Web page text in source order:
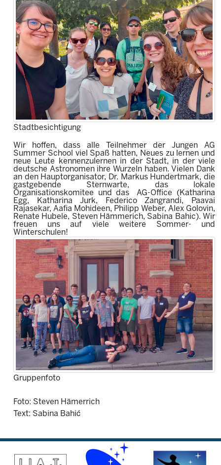
Stadtbesichtigung
Wir hoffen, dass alle Teilnehmer der Jungen AG
Summer School viel Spaß hatten, Neues zu lernen und
neue Leute kennenzulernen in der Stadt, in der viele
deutsche Astronomen ihre Wurzeln haben. Vielen Dank
an den Hauptorganisator, Dr. Markus Hundertmark, die
gastgebende Sternwarte, das lokale
Organisationskomitee und das AG-Office (Katharina
Egg, Katharina Jurk, Federico Zangrandi, Paavai
Rajasekar, Aafia Mohideen, Philipp Weber, Alex Golovin,
Renate Hubele, Steven Hämmerich, Sabina Bahic). Wir
freuen uns auf viele weitere Sommer- und
Winterschulen!
Gruppenfoto
Foto: Steven Hämerrich
Text: Sabina Bahić